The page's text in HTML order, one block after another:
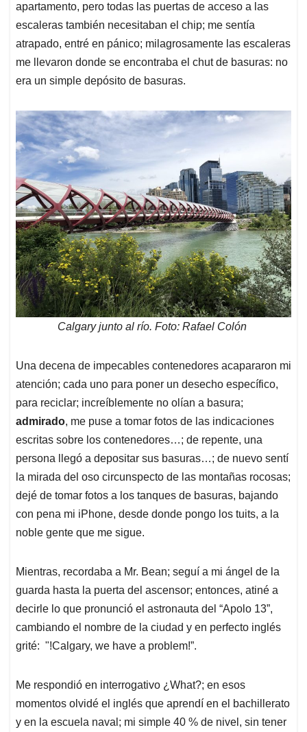
apartamento, pero todas las puertas de acceso a las
escaleras también necesitaban el chip; me sentía
atrapado, entré en pánico; milagrosamente las escaleras
me llevaron donde se encontraba el chut de basuras: no
era un simple depósito de basuras.
Calgary junto al río. Foto: Rafael Colón
Una decena de impecables contenedores acapararon mi
atención; cada uno para poner un desecho específico,
para reciclar; increíblemente no olían a basura;
admirado, me puse a tomar fotos de las indicaciones
escritas sobre los contenedores…; de repente, una
persona llegó a depositar sus basuras…; de nuevo sentí
la mirada del oso circunspecto de las montañas rocosas;
dejé de tomar fotos a los tanques de basuras, bajando
con pena mi iPhone, desde donde pongo los tuits, a la
noble gente que me sigue.
Mientras, recordaba a Mr. Bean; seguí a mi ángel de la
guarda hasta la puerta del ascensor; entonces, atiné a
decirle lo que pronunció el astronauta del “Apolo 13”,
cambiando el nombre de la ciudad y en perfecto inglés
grité: "!Calgary, we have a problem!”.
Me respondió en interrogativo ¿What?; en esos
momentos olvidé el inglés que aprendí en el bachillerato
y en la escuela naval; mi simple 40 % de nivel, sin tener